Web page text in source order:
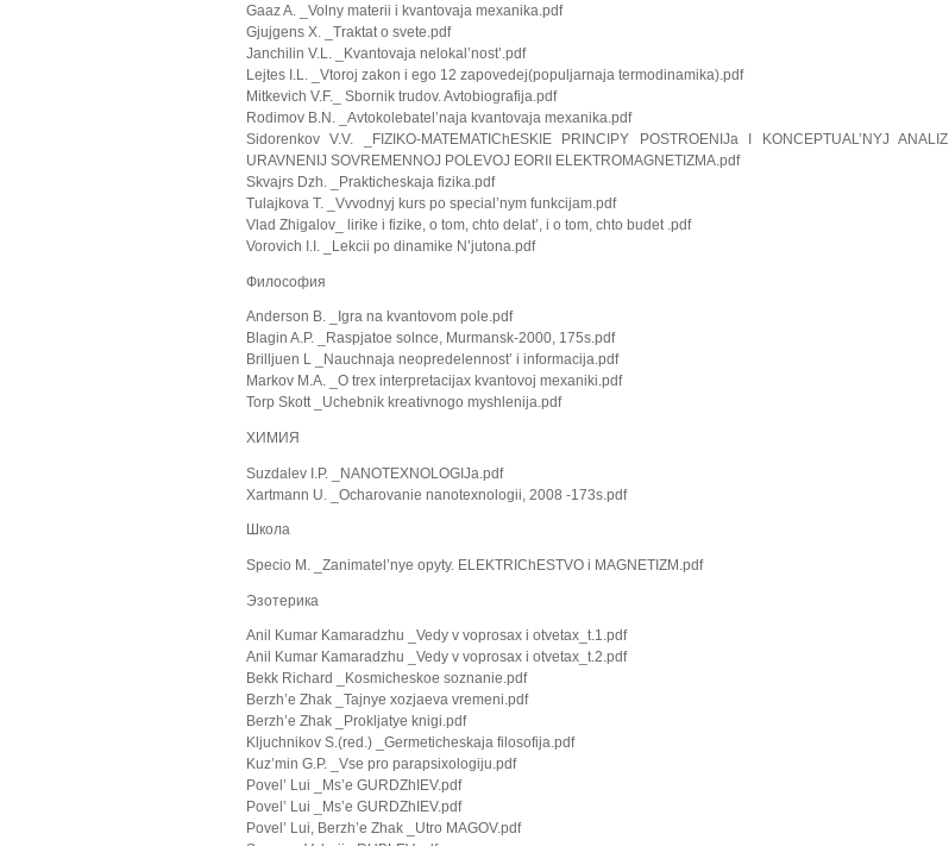
Gaaz A. _Volny materii i kvantovaja mexanika.pdf
Gjujgens X. _Traktat o svete.pdf
Janchilin V.L. _Kvantovaja nelokal’nost’.pdf
Lejtes I.L. _Vtoroj zakon i ego 12 zapovedej(populjarnaja termodinamika).pdf
Mitkevich V.F._ Sbornik trudov. Avtobiografija.pdf
Rodimov B.N. _Avtokolebatel’naja kvantovaja mexanika.pdf
Sidorenkov V.V. _FIZIKO-MATEMATIChESKIE PRINCIPY POSTROENIJa I KONCEPTUAL’NYJ ANALIZ
URAVNENIJ SOVREMENNOJ POLEVOJ EORII ELEKTROMAGNETIZMA.pdf
Skvajrs Dzh. _Prakticheskaja fizika.pdf
Tulajkova T. _Vvvodnyj kurs po special’nym funkcijam.pdf
Vlad Zhigalov_ lirike i fizike, o tom, chto delat’, i o tom, chto budet .pdf
Vorovich I.I. _Lekcii po dinamike N’jutona.pdf
Философия
Anderson B. _Igra na kvantovom pole.pdf
Blagin A.P. _Raspjatoe solnce, Murmansk-2000, 175s.pdf
Brilljuen L _Nauchnaja neopredelennost’ i informacija.pdf
Markov M.A. _O trex interpretacijax kvantovoj mexaniki.pdf
Torp Skott _Uchebnik kreativnogo myshlenija.pdf
ХИМИЯ
Suzdalev I.P. _NANOTEXNOLOGIJa.pdf
Xartmann U. _Ocharovanie nanotexnologii, 2008 -173s.pdf
Школа
Specio M. _Zanimatel’nye opyty. ELEKTRIChESTVO i MAGNETIZM.pdf
Эзотерика
Anil Kumar Kamaradzhu _Vedy v voprosax i otvetax_t.1.pdf
Anil Kumar Kamaradzhu _Vedy v voprosax i otvetax_t.2.pdf
Bekk Richard _Kosmicheskoe soznanie.pdf
Berzh’e Zhak _Tajnye xozjaeva vremeni.pdf
Berzh’e Zhak _Prokljatye knigi.pdf
Kljuchnikov S.(red.) _Germeticheskaja filosofija.pdf
Kuz’min G.P. _Vse pro parapsixologiju.pdf
Povel’ Lui _Ms’e GURDZhIEV.pdf
Povel’ Lui _Ms’e GURDZhIEV.pdf
Povel’ Lui, Berzh’e Zhak _Utro MAGOV.pdf